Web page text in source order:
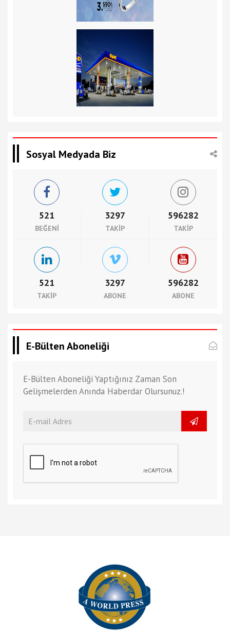
Sosyal Medyada Biz
521
BEĞENI
3297
TAKIP
596282
TAKIP
521
TAKIP
3297
ABONE
596282
ABONE
E-Bülten Aboneliği
E-Bülten Aboneliği Yaptığınız Zaman Son
Gelişmelerden Anında Haberdar Olursunuz.!